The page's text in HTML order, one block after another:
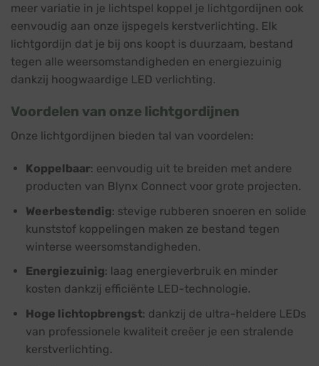
meer variatie in je lichtspel koppel je lichtgordijnen ook
eenvoudig aan onze ijspegels kerstverlichting. Elk
lichtgordijn dat je bij ons koopt is duurzaam, bestand
tegen alle weersomstandigheden en energiezuinig
dankzij hoogwaardige LED verlichting.
Voordelen van onze lichtgordijnen
Onze lichtgordijnen bieden tal van voordelen:
Koppelbaar: eenvoudig uit te breiden met andere
producten van Blynx Connect voor grote projecten.
Weerbestendig: stevige rubberen snoeren en solide
kunststof koppelingen maken ze bestand tegen
winterse weersomstandigheden.
Energiezuinig: laag energieverbruik en minder
kosten dankzij efficiënte LED-technologie.
Hoge lichtopbrengst: dankzij de ultra-heldere LEDs
van professionele kwaliteit creëer je een stralende
kerstverlichting.